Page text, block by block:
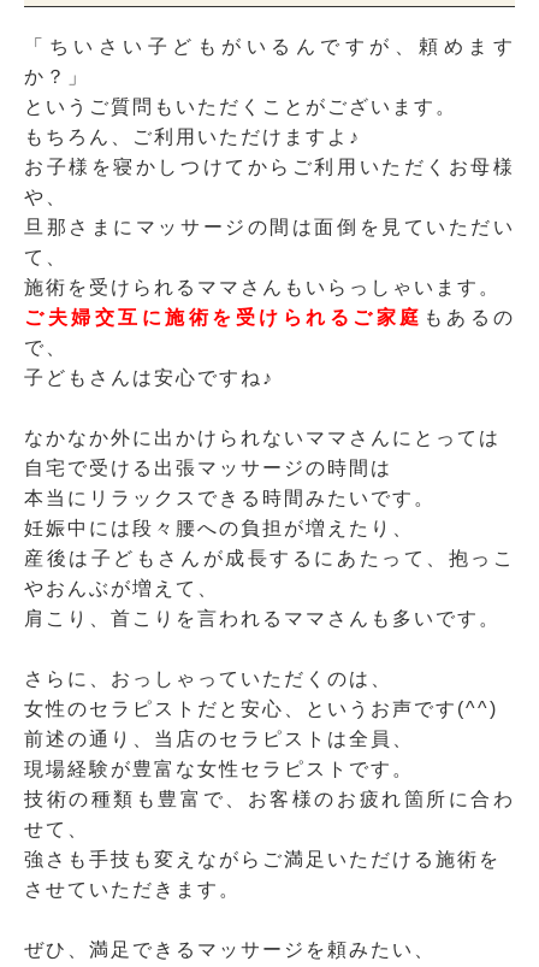
「ちいさい子どもがいるんですが、頼めます
か？」
というご質問もいただくことがございます。
もちろん、ご利用いただけますよ♪
お子様を寝かしつけてからご利用いただくお母様
や、
旦那さまにマッサージの間は面倒を見ていただい
て、
施術を受けられるママさんもいらっしゃいます。
ご夫婦交互に施術を受けられるご家庭 もあるの
で、
子どもさんは安心ですね♪
なかなか外に出かけられないママさんにとっては
自宅で受ける出張マッサージの時間は
本当にリラックスできる時間みたいです。
妊娠中には段々腰への負担が増えたり、
産後は子どもさんが成長するにあたって、抱っこ
やおんぶが増えて、
肩こり、首こりを言われるママさんも多いです。
さらに、おっしゃっていただくのは、
女性のセラピストだと安心、というお声です(^^)
前述の通り、当店のセラピストは全員、
現場経験が豊富な女性セラピストです。
技術の種類も豊富で、お客様のお疲れ箇所に合わ
せて、
強さも手技も変えながらご満足いただける施術を
させていただきます。
ぜひ、満足できるマッサージを頼みたい、